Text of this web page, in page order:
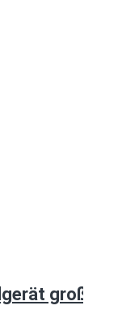
groß